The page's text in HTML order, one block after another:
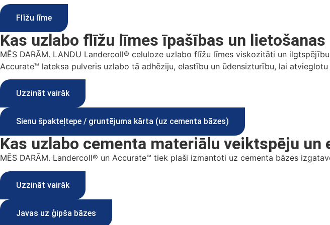
Flīžu līme
Kas uzlabo flīžu līmes īpašības un lietošanas
MĒS DARĀM. LANDU Landercoll® celuloze uzlabo flīžu līmes viskozitāti un
Accurate™ lateksa pulveris uzlabo tā adhēziju, elastību un ūdensizturību, lai
Uzzināt vairāk
Sienu špakteļtepe / gruntējuma kārta (uz cementa bāzes)
Kas uzlabo cementa materiālu veiktspēju un
MĒS DARĀM. Landercoll® un Accurate™ tiek plaši izmantoti uz cementa bāzes
Uzzināt vairāk
Javas uz ģipša bāzes